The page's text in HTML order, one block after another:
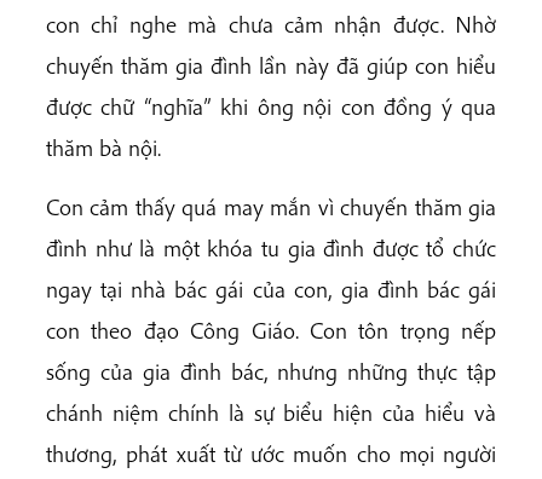
con chỉ nghe mà chưa cảm nhận được. Nhờ
chuyến thăm gia đình lần này đã giúp con hiểu
được chữ “nghĩa” khi ông nội con đồng ý qua
thăm bà nội.
Con cảm thấy quá may mắn vì chuyến thăm gia
đình như là một khóa tu gia đình được tổ chức
ngay tại nhà bác gái của con, gia đình bác gái
con theo đạo Công Giáo. Con tôn trọng nếp
sống của gia đình bác, nhưng những thực tập
chánh niệm chính là sự biểu hiện của hiểu và
thương, phát xuất từ ước muốn cho mọi người